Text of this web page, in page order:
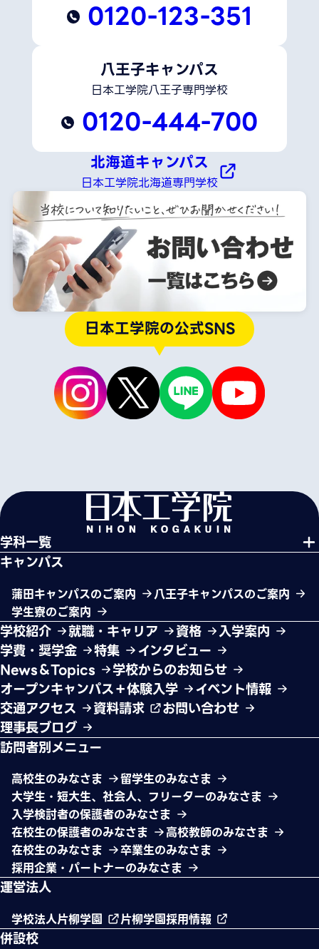
0120-123-351
八王子キャンパス
日本工学院八王子専門学校
0120-444-700
北海道キャンパス
日本工学院北海道専門学校
日本工学院の公式SNS
学科一覧
キャンパス
蒲田キャンパスのご案内
八王子キャンパスのご案内
学生寮のご案内
学校紹介 就職・キャリア 資格
入学案内
学費・奨学金
特集
インタビュー
News＆Topics
学校からのお知らせ
オープンキャンパス＋体験入学
イベント情報
交通アクセス
資料請求
お問い合わせ
理事長ブログ
訪問者別メニュー
高校生のみなさま
留学生のみなさま
大学生・短大生、社会人、フリーターのみなさま
入学検討者の保護者のみなさま
在校生の保護者のみなさま
高校教師のみなさま
在校生のみなさま
卒業生のみなさま
採用企業・パートナーのみなさま
運営法人
学校法人片柳学園 片柳学園採用情報
併設校